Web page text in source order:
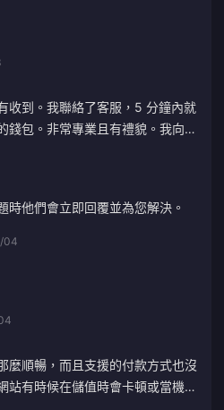
收到。我聯絡了客服，5 分鐘內就
錢包。非常專業且有禮貌。我向大
時他們會立即回覆並為您解決。
04
麼順暢，而且支援的付款方式也沒
站有時候在儲值時會卡頓或當機，